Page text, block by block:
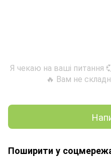
Я чекаю на ваші питання
🔥 Вам не
Поширити у